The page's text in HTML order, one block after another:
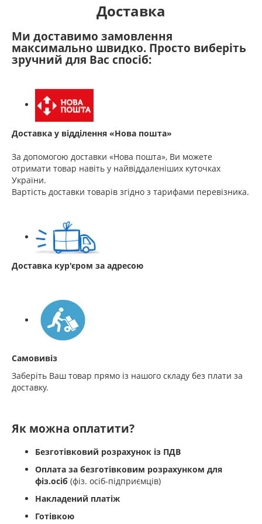
Доставка
Ми доставимо замовлення
максимально швидко. Просто виберіть
зручний для Вас спосіб:
Доставка у відділення «Нова пошта»
За допомогою доставки «Нова пошта», Ви можете
отримати товар навіть у найвіддаленіших куточках
України.
Вартість доставки товарів згідно з тарифами перевізника.
Доставка кур'єром за адресою
Самовивіз
Заберіть Ваш товар прямо із нашого складу без плати за
доставку.
Як можна оплатити?
Безготівковий розрахунок із ПДВ
Оплата за безготівковим розрахунком для
фіз.осіб (фіз. осіб-підприємців)
Накладений платіж
Готівкою